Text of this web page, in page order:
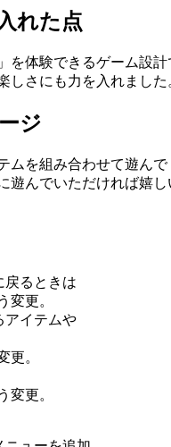
れた点
を体験できるゲーム設
さにも力を入れました
ジ
ムを組み合わせて遊ん
んでいただければ嬉し
戻るときは
変更。
アイテムや
更。
変更。